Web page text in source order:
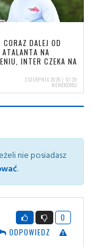
DALEJ OD
NA
INTER CZEKA NA
3 SIERPNIA 2026 | 10:39
NERIOCORSI
nie posiadasz
.
0
ODPOWIEDZ